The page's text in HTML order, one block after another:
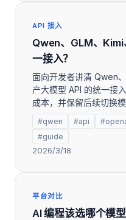
API 接入
Qwen、GLM、
一接入？
面向开发者讲清 Qwen
产大模型 API 的统一接
成本，并保留后续切换模
#qwen #api
#guide
2026/3/18
平台对比
AI 编程该选哪个模